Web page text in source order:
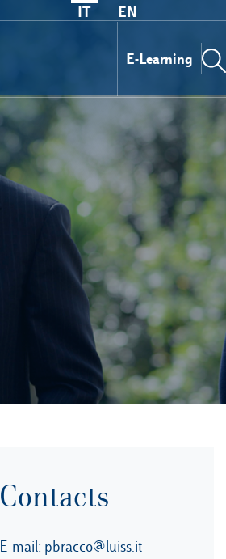
IT EN
E-Learning
Contacts
E-mail: pbracco@luiss.it